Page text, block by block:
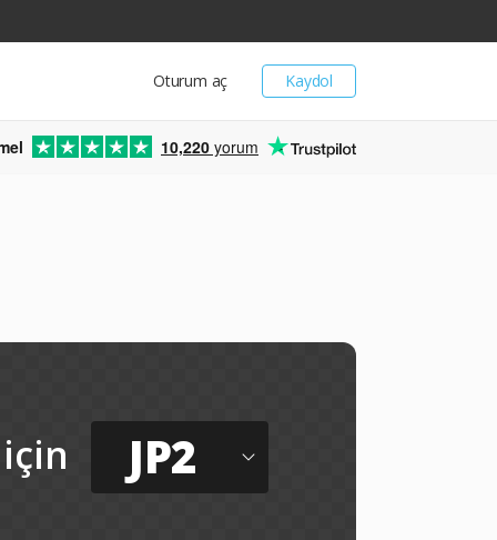
Kaydol
Oturum aç
10,220 yorum
için JP2